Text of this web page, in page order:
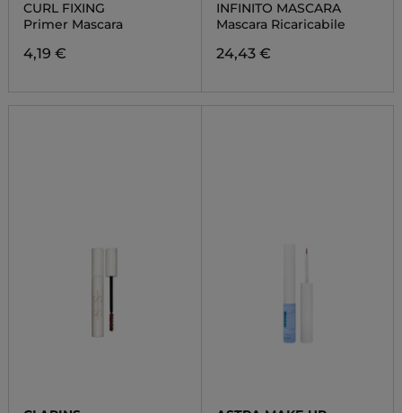
CURL FIXING
Primer Mascara
4,19 €
INFINITO MASCARA
Mascara Ricaricabile
24,43 €